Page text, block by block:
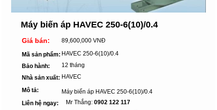
Máy biến áp HAVEC 250-6(10)/0.4
Giá bán: 89,600,000 VNĐ
Mã sản phẩm: HAVEC 250-6(10)/0.4
Bảo hành:
12 tháng
Nhà sản xuất: HAVEC
Mô tả:
Máy biến áp HAVEC 250-6(10)/0.4
Liên hệ ngay:
Mr Thắng: 0902 122 117